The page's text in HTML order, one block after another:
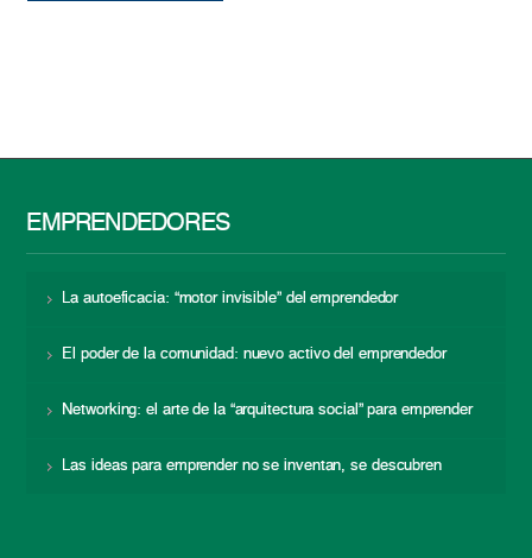
EMPRENDEDORES
La autoeficacia: “motor invisible” del emprendedor
El poder de la comunidad: nuevo activo del emprendedor
Networking: el arte de la “arquitectura social” para emprender
Las ideas para emprender no se inventan, se descubren